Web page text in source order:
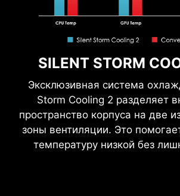
SILENT STORM
Эксклюзивная система
Storm Cooling 2 разделяет
пространство корпуса на две
зоны вентиляции. Это
температуру низкой без